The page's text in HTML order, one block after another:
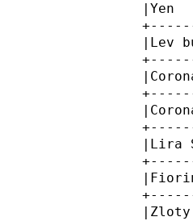
|Yen
|Lev
|Lira